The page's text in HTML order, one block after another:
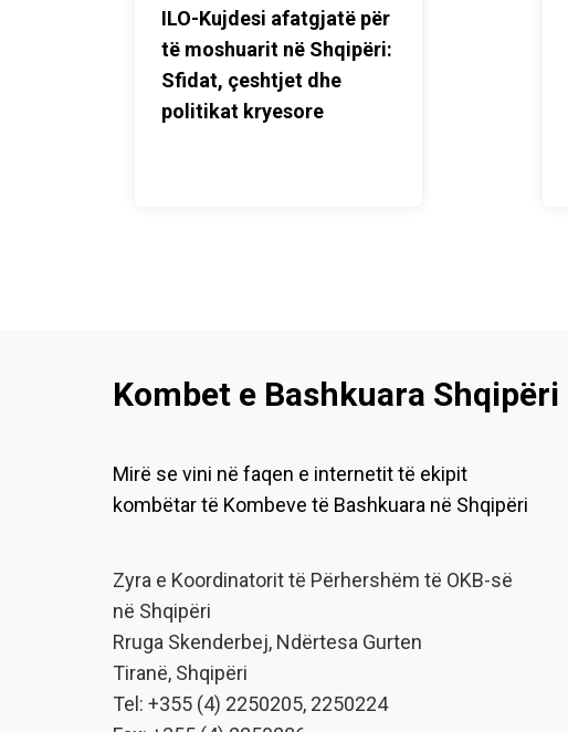
ILO-Kujdesi afatgjatë për
të moshuarit në Shqipëri:
Sfidat, çeshtjet dhe
politikat kryesore
Kombet e Bashkuara Shqipëri
Mirë se vini në faqen e internetit të ekipit
kombëtar të Kombeve të Bashkuara në Shqipëri
Zyra e Koordinatorit të Përhershëm të OKB-së
në Shqipëri
Rruga Skenderbej, Ndërtesa Gurten
Tiranë, Shqipëri
Tel: +355 (4) 2250205, 2250224